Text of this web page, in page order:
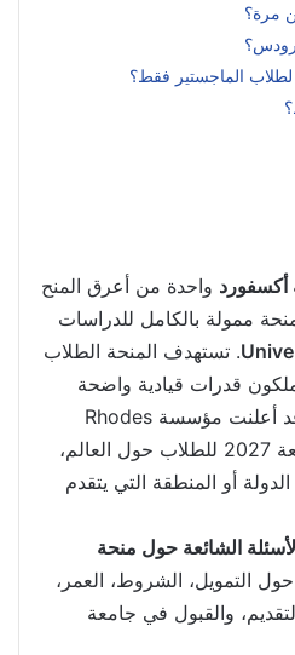
مرة؟
رودس؟
الماجستير فقط؟
واحدة من أعرق المنح
ممولة بالكامل للدراسات
. تستهدف المنحة الطلاب
قدرات قيادية واضحة
والتزامًا بخدمة المجتمع. وقد أعلنت مؤسسة Rhodes
Trust فتح باب التقديم لدفعة 2027 للطلاب حول العالم،
أو المنطقة التي يتقدم
الشائعة حول منحة
التمويل، الشروط، العمر،
والقبول في جامعة